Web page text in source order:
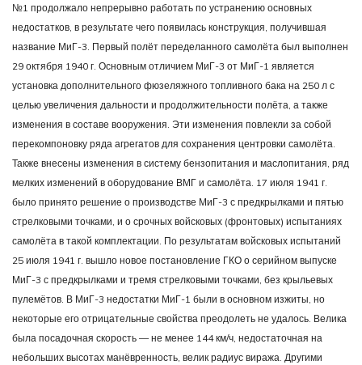
№1 продолжало непрерывно работать по устранению основных
недостатков, в результате чего появилась конструкция, получившая
название МиГ-3. Первый полёт переделанного самолёта был выполнен
29 октября 1940 г. Основным отличием МиГ-3 от МиГ-1 является
установка дополнительного фюзеляжного топливного бака на 250 л с
целью увеличения дальности и продолжительности полёта, а также
изменения в составе вооружения. Эти изменения повлекли за собой
перекомпоновку ряда агрегатов для сохранения центровки самолёта.
Также внесены изменения в систему бензопитания и маслопитания, ряд
мелких изменений в оборудование ВМГ и самолёта. 17 июля 1941 г.
было принято решение о производстве МиГ-3 с предкрылками и пятью
стрелковыми точками, и о срочных войсковых (фронтовых) испытаниях
самолёта в такой комплектации. По результатам войсковых испытаний
25 июля 1941 г. вышло новое постановление ГКО о серийном выпуске
МиГ-3 с предкрылками и тремя стрелковыми точками, без крыльевых
пулемётов. В МиГ-3 недостатки МиГ-1 были в основном изжиты, но
некоторые его отрицательные свойства преодолеть не удалось. Велика
была посадочная скорость — не менее 144 км/ч, недостаточная на
небольших высотах манёвренность, велик радиус виража. Другими